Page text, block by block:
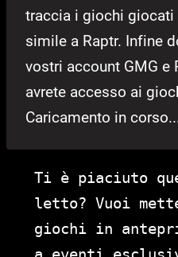
traccia i giochi
simile a Raptr. Infine
vostri account GMG e
avrete accesso ai
Caricamento in
Ti è piaciuto
letto? Vuoi
giochi in
a eventi